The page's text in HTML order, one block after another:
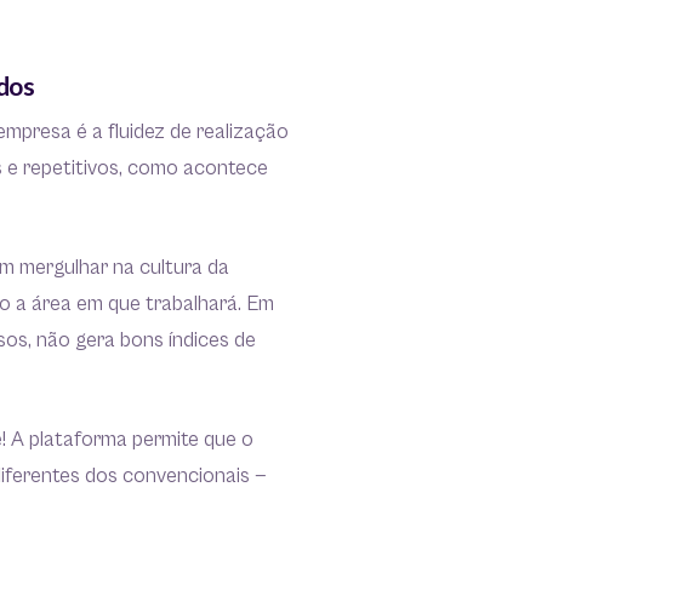
é a fluidez de realização
e repetitivos, como acontece
mergulhar na cultura da
a área em que trabalhará. Em
não gera bons índices de
A plataforma permite que o
dos convencionais —